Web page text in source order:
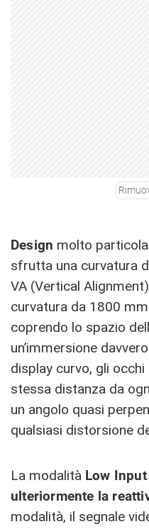
Design molto
sfrutta una curvatura
VA (Vertical
curvatura da 1800 mm
coprendo lo spazio
un’immersione
display curvo, gli
stessa distanza da
un angolo quasi
qualsiasi distorsione
La modalità Low
ulteriormente la
modalità, il segnale